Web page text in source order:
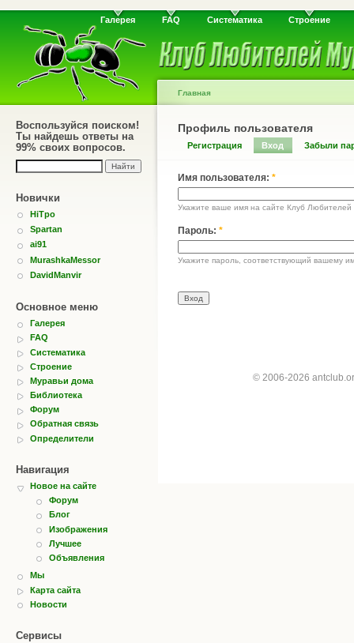
Галерея FAQ Систематика Строение
Воспользуйся поиском!
Ты найдешь ответы на
99% своих вопросов.
Новички
HiTpo
Spartan
ai91
MurashkaMessor
DavidManvir
Основное меню
Галерея
FAQ
Систематика
Строение
Муравьи дома
Библиотека
Форум
Обратная связь
Определители
Навигация
Новое на сайте
Форум
Блог
Изображения
Лучшее
Объявления
Мы
Карта сайта
Новости
Сервисы
Главная
Профиль пользователя
Регистрация Вход Забыли
Имя пользователя: *
Укажите ваше имя на сайте Клуб Любителей
Пароль: *
Укажите пароль, соответствующий вашему
© 2006-2026